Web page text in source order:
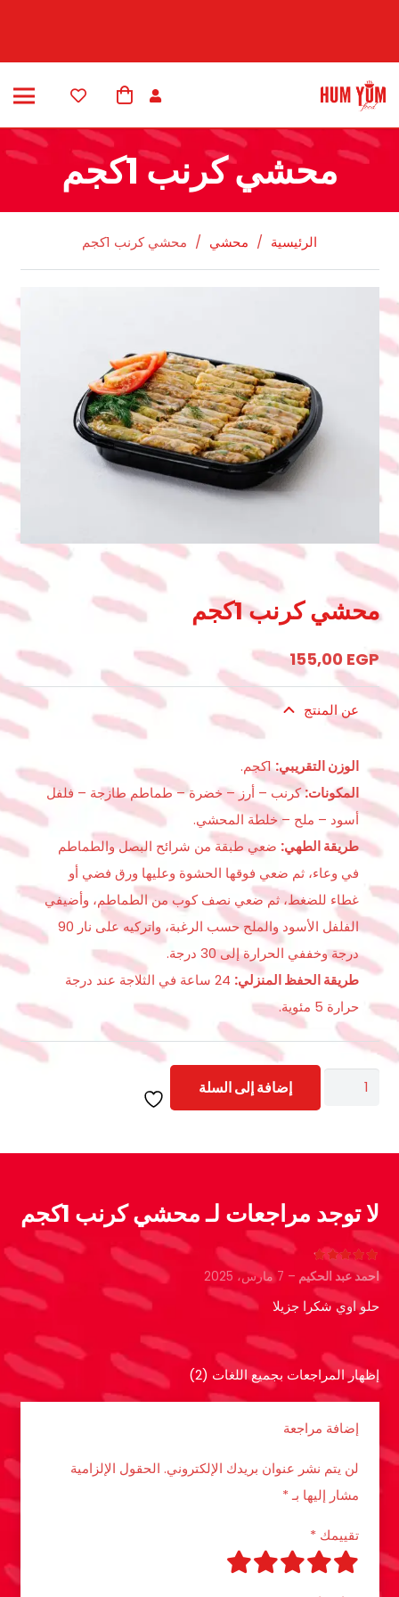
محشي كرنب 1كجم
الرئيسية / محشي / محشي كرنب 1كجم
محشي كرنب 1كجم
155,00 EGP
عن المنتج
الوزن التقريبي:1كجم.
المكونات:كرنب – أرز – خضرة – طماطم طازجة – فلفل
أسود – ملح – خلطة المحشي.
طريقة الطهي: ضعي طبقة من شرائح البصل والطماطم
في وعاء، ثم ضعي فوقها الحشوة وعليها ورق فضي أو
غطاء للضغط، ثم ضعي نصف كوب من الطماطم، وأضيفي
الفلفل الأسود والملح حسب الرغبة، واتركيه على نار 90
درجة وخففي الحرارة إلى 30 درجة.
طريقة الحفظ المنزلي:
24 ساعة في الثلاجة عند درجة
حرارة 5 مئوية.
كمية
إضافة إلى السلة
لا توجد مراجعات لـمحشي كرنب 1كجم
تم التقييم5 من 5 احمد عبد الحكيم – 7 مارس، 2025
حلو اوي شكرا جزيلا
إظهار المراجعات بجميع اللغات (2)
إضافة مراجعة
لن يتم نشر عنوان بريدك الإلكتروني. الحقول الإلزامية
مشار إليها بـ*
تقييمك *